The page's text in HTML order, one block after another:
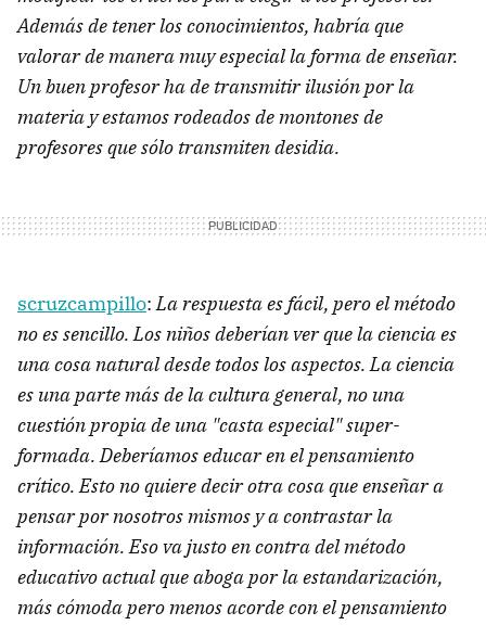
Además de tener los conocimientos, habría que
valorar de manera muy especial la forma de enseñar.
Un buen profesor ha de transmitir ilusión por la
materia y estamos rodeados de montones de
profesores que sólo transmiten desidia.
scruzcampillo:La respuesta es fácil, pero el método
no es sencillo. Los niños deberían ver que la ciencia es
una cosa natural desde todos los aspectos. La ciencia
es una parte más de la cultura general, no una
cuestión propia de una "casta especial" super-
formada. Deberíamos educar en el pensamiento
crítico. Esto no quiere decir otra cosa que enseñar a
pensar por nosotros mismos y a contrastar la
información. Eso va justo en contra del método
educativo actual que aboga por la estandarización,
más cómoda pero menos acorde con el pensamiento